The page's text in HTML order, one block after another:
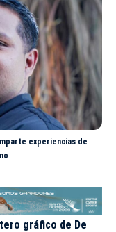
experiencias de
gráfico de De